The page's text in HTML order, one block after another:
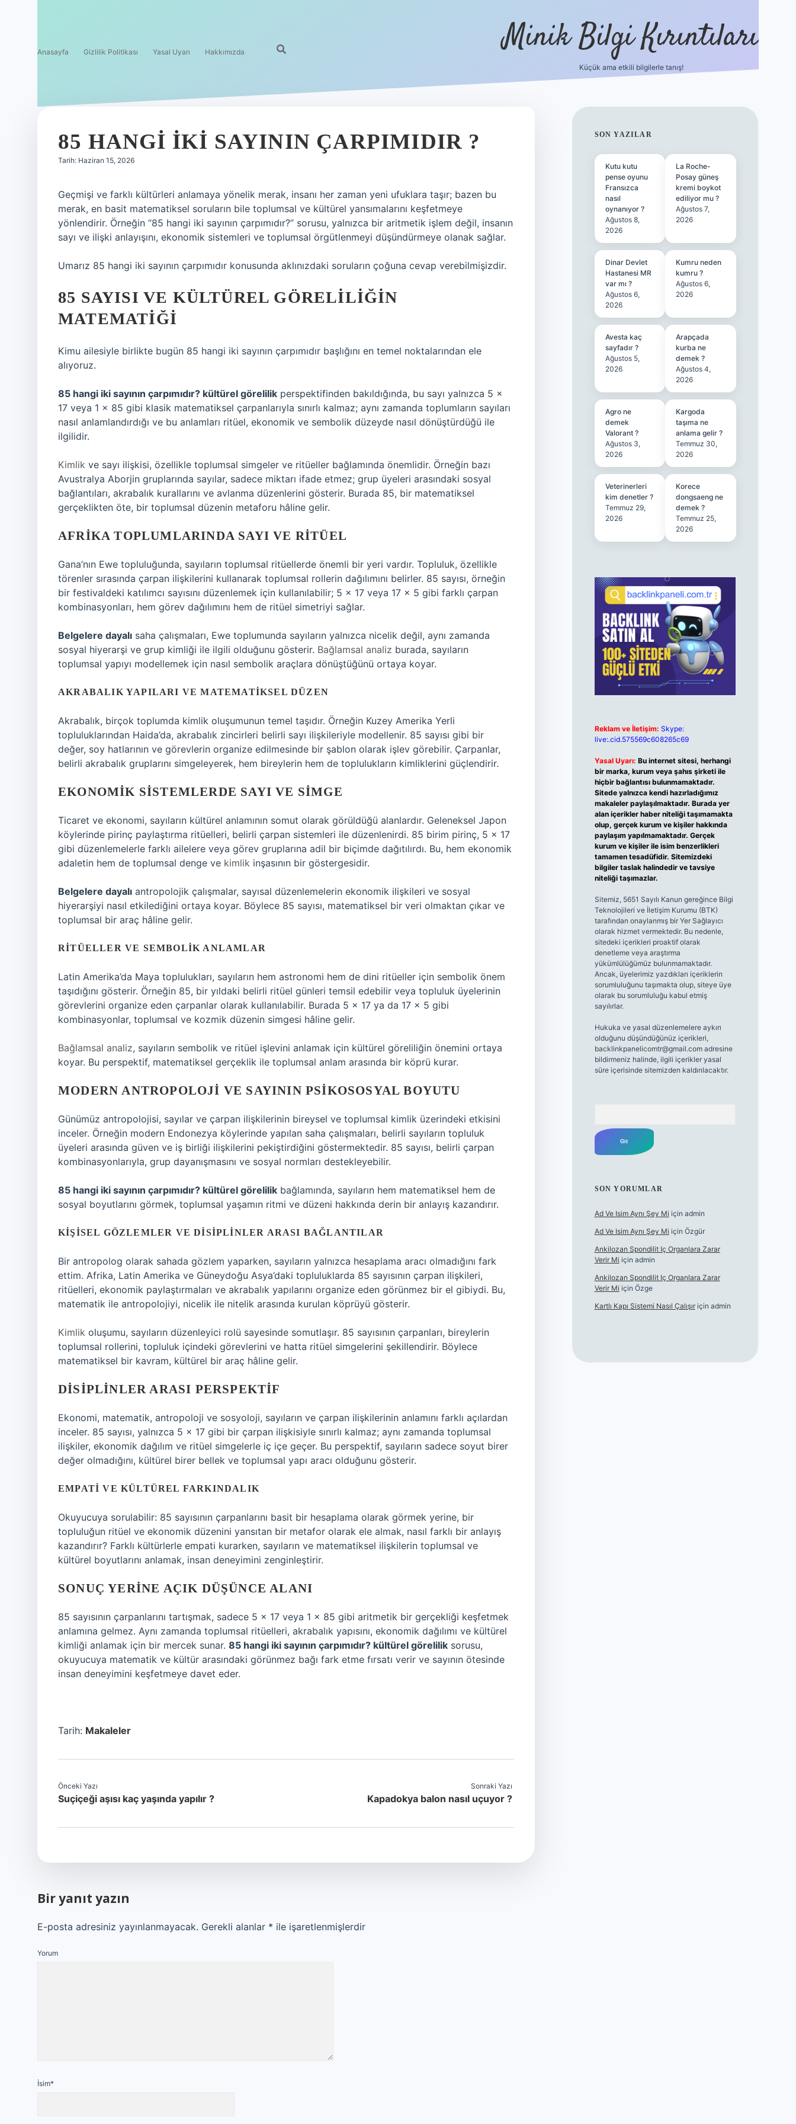
Anasayfa Gizlilik Politikası Yasal Uyarı Hakkımızda Minik Bilgi Kırıntıları
Küçük ama etkili bilgilerle tanış!
85 HANGI IKI SAYININ ÇARPIMIDIR ?
Tarih: Haziran 15, 2026
Geçmişi ve farklı kültürleri anlamaya yönelik merak, insanı her zaman yeni ufuklara taşır; bazen bu
merak, en basit matematiksel soruların bile toplumsal ve kültürel yansımalarını keşfetmeye
yönlendirir. Örneğin “85 hangi iki sayının çarpımıdır?” sorusu, yalnızca bir aritmetik işlem değil, insanın
sayı ve ilişki anlayışını, ekonomik sistemleri ve toplumsal örgütlenmeyi düşündürmeye olanak sağlar.
Umarız 85 hangi iki sayının çarpımıdır konusunda aklınızdaki soruların çoğuna cevap verebilmişizdir.
85 SAYISI VE KÜLTÜREL GÖRELILIĞIN
MATEMATIĞI
Kimu ailesiyle birlikte bugün 85 hangi iki sayının çarpımıdır başlığını en temel noktalarından ele
alıyoruz.
85 hangi iki sayının çarpımıdır? kültürel görelilik perspektifinden bakıldığında, bu sayı yalnızca 5 ×
17 veya 1 × 85 gibi klasik matematiksel çarpanlarıyla sınırlı kalmaz; aynı zamanda toplumların sayıları
nasıl anlamlandırdığı ve bu anlamları ritüel, ekonomik ve sembolik düzeyde nasıl dönüştürdüğü ile
ilgilidir.
Kimlik ve sayı ilişkisi, özellikle toplumsal simgeler ve ritüeller bağlamında önemlidir. Örneğin bazı
Avustralya Aborjin gruplarında sayılar, sadece miktarı ifade etmez; grup üyeleri arasındaki sosyal
bağlantıları, akrabalık kurallarını ve avlanma düzenlerini gösterir. Burada 85, bir matematiksel
gerçeklikten öte, bir toplumsal düzenin metaforu hâline gelir.
AFRIKA TOPLUMLARINDA SAYI VE RITÜEL
Gana’nın Ewe topluluğunda, sayıların toplumsal ritüellerde önemli bir yeri vardır. Topluluk, özellikle
törenler sırasında çarpan ilişkilerini kullanarak toplumsal rollerin dağılımını belirler. 85 sayısı, örneğin
bir festivaldeki katılımcı sayısını düzenlemek için kullanılabilir; 5 × 17 veya 17 × 5 gibi farklı çarpan
kombinasyonları, hem görev dağılımını hem de ritüel simetriyi sağlar.
Belgelere dayalı saha çalışmaları, Ewe toplumunda sayıların yalnızca nicelik değil, aynı zamanda
sosyal hiyerarşi ve grup kimliği ile ilgili olduğunu gösterir. Bağlamsal analiz burada, sayıların
toplumsal yapıyı modellemek için nasıl sembolik araçlara dönüştüğünü ortaya koyar.
AKRABALIK YAPILARI VE MATEMATIKSEL DÜZEN
Akrabalık, birçok toplumda kimlik oluşumunun temel taşıdır. Örneğin Kuzey Amerika Yerli
topluluklarından Haida’da, akrabalık zincirleri belirli sayı ilişkileriyle modellenir. 85 sayısı gibi bir
değer, soy hatlarının ve görevlerin organize edilmesinde bir şablon olarak işlev görebilir. Çarpanlar,
belirli akrabalık gruplarını simgeleyerek, hem bireylerin hem de toplulukların kimliklerini güçlendirir.
EKONOMIK SISTEMLERDE SAYI VE SIMGE
Ticaret ve ekonomi, sayıların kültürel anlamının somut olarak görüldüğü alanlardır. Geleneksel Japon
köylerinde pirinç paylaştırma ritüelleri, belirli çarpan sistemleri ile düzenlenirdi. 85 birim pirinç, 5 × 17
gibi düzenlemelerle farklı ailelere veya görev gruplarına adil bir biçimde dağıtılırdı. Bu, hem ekonomik
adaletin hem de toplumsal denge ve kimlik inşasının bir göstergesidir.
Belgelere dayalı antropolojik çalışmalar, sayısal düzenlemelerin ekonomik ilişkileri ve sosyal
hiyerarşiyi nasıl etkilediğini ortaya koyar. Böylece 85 sayısı, matematiksel bir veri olmaktan çıkar ve
toplumsal bir araç hâline gelir.
RITÜELLER VE SEMBOLIK ANLAMLAR
Latin Amerika’da Maya toplulukları, sayıların hem astronomi hem de dini ritüeller için sembolik önem
taşıdığını gösterir. Örneğin 85, bir yıldaki belirli ritüel günleri temsil edebilir veya topluluk üyelerinin
görevlerini organize eden çarpanlar olarak kullanılabilir. Burada 5 × 17 ya da 17 × 5 gibi
kombinasyonlar, toplumsal ve kozmik düzenin simgesi hâline gelir.
Bağlamsal analiz, sayıların sembolik ve ritüel işlevini anlamak için kültürel göreliliğin önemini ortaya
koyar. Bu perspektif, matematiksel gerçeklik ile toplumsal anlam arasında bir köprü kurar.
MODERN ANTROPOLOJI VE SAYININ PSIKOSOSYAL BOYUTU
Günümüz antropolojisi, sayılar ve çarpan ilişkilerinin bireysel ve toplumsal kimlik üzerindeki etkisini
inceler. Örneğin modern Endonezya köylerinde yapılan saha çalışmaları, belirli sayıların topluluk
üyeleri arasında güven ve iş birliği ilişkilerini pekiştirdiğini göstermektedir. 85 sayısı, belirli çarpan
kombinasyonlarıyla, grup dayanışmasını ve sosyal normları destekleyebilir.
85 hangi iki sayının çarpımıdır? kültürel görelilik bağlamında, sayıların hem matematiksel hem de
sosyal boyutlarını görmek, toplumsal yaşamın ritmi ve düzeni hakkında derin bir anlayış kazandırır.
KIŞISEL GÖZLEMLER VE DISIPLINLER ARASI BAĞLANTILAR
Bir antropolog olarak sahada gözlem yaparken, sayıların yalnızca hesaplama aracı olmadığını fark
ettim. Afrika, Latin Amerika ve Güneydoğu Asya’daki topluluklarda 85 sayısının çarpan ilişkileri,
ritüelleri, ekonomik paylaştırmaları ve akrabalık yapılarını organize eden görünmez bir el gibiydi. Bu,
matematik ile antropolojiyi, nicelik ile nitelik arasında kurulan köprüyü gösterir.
Kimlik oluşumu, sayıların düzenleyici rolü sayesinde somutlaşır. 85 sayısının çarpanları, bireylerin
toplumsal rollerini, topluluk içindeki görevlerini ve hatta ritüel simgelerini şekillendirir. Böylece
matematiksel bir kavram, kültürel bir araç hâline gelir.
DISIPLINLER ARASI PERSPEKTIF
Ekonomi, matematik, antropoloji ve sosyoloji, sayıların ve çarpan ilişkilerinin anlamını farklı açılardan
inceler. 85 sayısı, yalnızca 5 × 17 gibi bir çarpan ilişkisiyle sınırlı kalmaz; aynı zamanda toplumsal
ilişkiler, ekonomik dağılım ve ritüel simgelerle iç içe geçer. Bu perspektif, sayıların sadece soyut birer
değer olmadığını, kültürel birer bellek ve toplumsal yapı aracı olduğunu gösterir.
EMPATI VE KÜLTÜREL FARKINDALIK
Okuyucuya sorulabilir: 85 sayısının çarpanlarını basit bir hesaplama olarak görmek yerine, bir
topluluğun ritüel ve ekonomik düzenini yansıtan bir metafor olarak ele almak, nasıl farklı bir anlayış
kazandırır? Farklı kültürlerle empati kurarken, sayıların ve matematiksel ilişkilerin toplumsal ve
kültürel boyutlarını anlamak, insan deneyimini zenginleştirir.
SONUÇ YERINE AÇIK DÜŞÜNCE ALANI
85 sayısının çarpanlarını tartışmak, sadece 5 × 17 veya 1 × 85 gibi aritmetik bir gerçekliği keşfetmek
anlamına gelmez. Aynı zamanda toplumsal ritüelleri, akrabalık yapısını, ekonomik dağılımı ve kültürel
kimliği anlamak için bir mercek sunar. 85 hangi iki sayının çarpımıdır? kültürel görelilik sorusu,
okuyucuya matematik ve kültür arasındaki görünmez bağı fark etme fırsatı verir ve sayının ötesinde
insan deneyimini keşfetmeye davet eder.
Tarih: Makaleler
Önceki Yazı
Suçiçeği aşısı kaç yaşında yapılır ?
Sonraki Yazı
Kapadokya balon nasıl uçuyor ?
Bir yanıt yazın
E-posta adresiniz yayınlanmayacak. Gerekli alanlar * ile işaretlenmişlerdir
Yorum
İsim*
SIDEBAR
SON YAZILAR
Kutu kutu
pense oyunu
Fransızca
nasıl
oynanıyor ?
Ağustos 8,
2026
La Roche-
Posay güneş
kremi boykot
ediliyor mu ?
Ağustos 7,
2026
Dinar Devlet
Hastanesi MR
var mı ?
Ağustos 6,
2026
Kumru neden
kumru ?
Ağustos 6,
2026
Avesta kaç
sayfadır ?
Ağustos 5,
2026
Arapçada
kurba ne
demek ?
Ağustos 4,
2026
Agro ne
demek
Valorant ?
Ağustos 3,
2026
Kargoda
taşıma ne
anlama gelir ?
Temmuz 30,
2026
Veterinerleri
kim denetler ?
Temmuz 29,
2026
Korece
dongsaeng ne
demek ?
Temmuz 25,
2026
Reklam ve İletişim: Skype:
live:.cid.575569c608265c69
Yasal Uyarı: Bu internet sitesi, herhangi
bir marka, kurum veya şahıs şirketi ile
hiçbir bağlantısı bulunmamaktadır.
Sitede yalnızca kendi hazırladığımız
makaleler paylaşılmaktadır. Burada yer
alan içerikler haber niteliği taşımamakta
olup, gerçek kurum ve kişiler hakkında
paylaşım yapılmamaktadır. Gerçek
kurum ve kişiler ile isim benzerlikleri
tamamen tesadüfidir. Sitemizdeki
bilgiler taslak halindedir ve tavsiye
niteliği taşımazlar.
Sitemiz, 5651 Sayılı Kanun gereğince Bilgi
Teknolojileri ve İletişim Kurumu (BTK)
tarafından onaylanmış bir Yer Sağlayıcı
olarak hizmet vermektedir. Bu nedenle,
sitedeki içerikleri proaktif olarak
denetleme veya araştırma
yükümlülüğümüz bulunmamaktadır.
Ancak, üyelerimiz yazdıkları içeriklerin
sorumluluğunu taşımakta olup, siteye üye
olarak bu sorumluluğu kabul etmiş
sayılırlar.
Hukuka ve yasal düzenlemelere aykırı
olduğunu düşündüğünüz içerikleri,
backlinkpanelicomtr@gmail.comadresine
bildirmeniz halinde, ilgili içerikler yasal
süre içerisinde sitemizden kaldırılacaktır.
SON YORUMLAR
Ad Ve Isim Aynı Şey Mi için admin
Ad Ve Isim Aynı Şey Mi için Özgür
Ankilozan Spondilit Iç Organlara Zarar
Verir Mi için admin
Ankilozan Spondilit Iç Organlara Zarar
Verir Mi için Özge
Kartlı Kapı Sistemi Nasıl Çalışıriçin admin
ilbet